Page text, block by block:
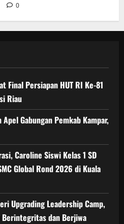
0
Final Persiapan HUT RI Ke-81
Riau
Gabungan Pemkab Kampar,
Caroline Siswi Kelas 1 SD
Global Rond 2026 di Kuala
Upgrading Leadership Camp,
dan Berjiwa